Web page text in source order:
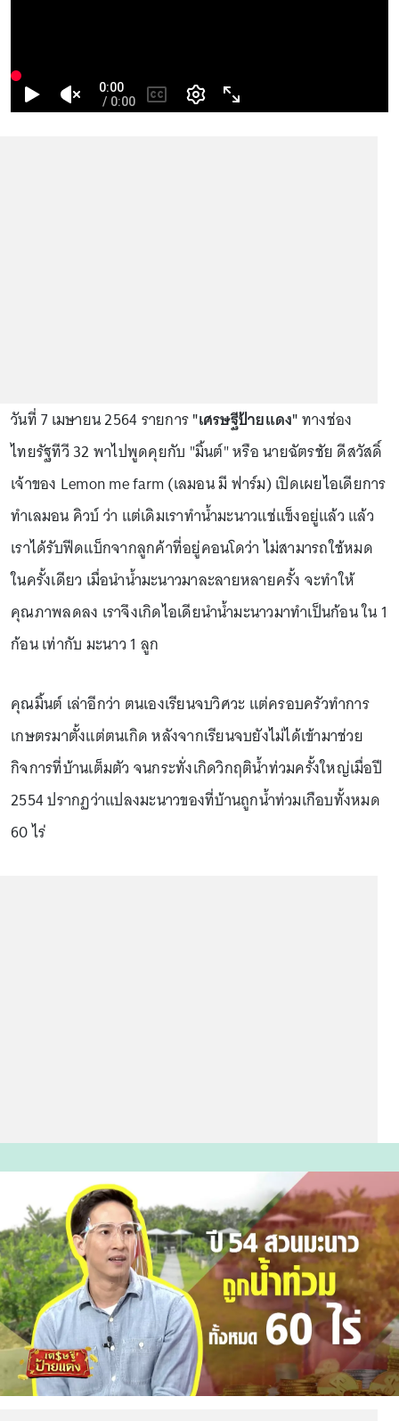
วันที่ 7 เมษายน 2564 รายการ"เศรษฐีป้ายแดง"ทางช่อง
ไทยรัฐทีวี 32 พาไปพูดคุยกับ "มิ้นต์" หรือ นายฉัตรชัย ดีสวัสดิ์
เจ้าของ Lemon me farm (เลมอน มี ฟาร์ม) เปิดเผยไอเดียการ
ทำเลมอน คิวบ์ ว่า แต่เดิมเราทำน้ำมะนาวแช่แข็งอยู่แล้ว แล้ว
เราได้รับฟีดแบ็กจากลูกค้าที่อยู่คอนโดว่า ไม่สามารถใช้หมด
ในครั้งเดียว เมื่อนำน้ำมะนาวมาละลายหลายครั้ง จะทำให้
คุณภาพลดลง เราจึงเกิดไอเดียนำน้ำมะนาวมาทำเป็นก้อน ใน 1
ก้อน เท่ากับ มะนาว 1 ลูก
คุณมิ้นต์ เล่าอีกว่า ตนเองเรียนจบวิศวะ แต่ครอบครัวทำการ
เกษตรมาตั้งแต่ตนเกิด หลังจากเรียนจบยังไม่ได้เข้ามาช่วย
กิจการที่บ้านเต็มตัว จนกระทั่งเกิดวิกฤติน้ำท่วมครั้งใหญ่เมื่อปี
2554 ปรากฏว่าแปลงมะนาวของที่บ้านถูกน้ำท่วมเกือบทั้งหมด
60 ไร่